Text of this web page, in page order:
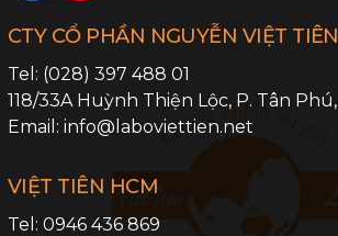
CTY CỔ PHẦN NGUYỄN VIỆT TIÊN
Tel: (028) 397 488 01
118/33A Huỳnh Thiện Lộc, P. Tân Phú,
Email: info@laboviettien.net
VIỆT TIÊN HCM
Tel: 0946 436 869